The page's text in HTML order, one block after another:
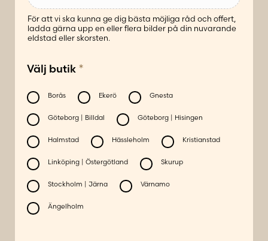
För att vi ska kunna ge dig bästa möjliga råd och offert,
ladda gärna upp en eller flera bilder på din nuvarande
eldstad eller skorsten.
Välj butik *
Borås Ekerö Gnesta
Göteborg | Billdal Göteborg | Hisingen
Halmstad Hässleholm Kristianstad
Linköping | Östergötland Skurup
Stockholm | Järna Värnamo
Ängelholm